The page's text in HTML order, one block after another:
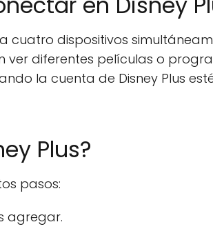
cuatro dispositivos
ver diferentes películas o
la cuenta de Disney Plus
Plus?
pasos:
agregar.